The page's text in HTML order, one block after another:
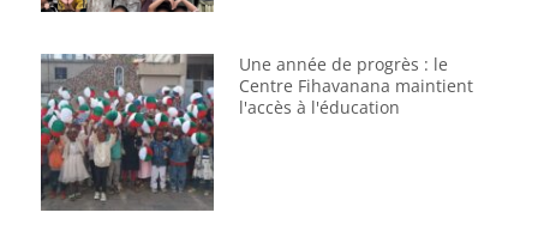
Une année de progrès : le
Centre Fihavanana maintient
l'accès à l'éducation